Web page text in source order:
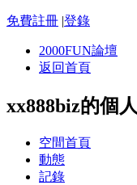
免費註冊 |登錄
2000FUN論壇
返回首頁
xx888biz的個
空間首頁
動態
記錄